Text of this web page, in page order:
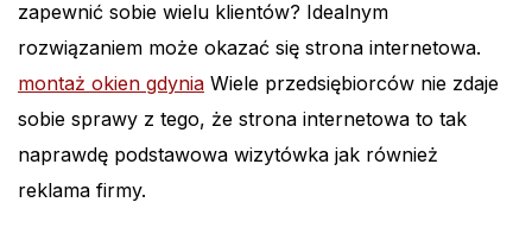
zapewnić sobie wielu klientów? Idealnym
rozwiązaniem może okazać się strona internetowa.
montaż okien gdynia Wiele przedsiębiorców nie zdaje
sobie sprawy z tego, że strona internetowa to tak
naprawdę podstawowa wizytówka jak również
reklama firmy.